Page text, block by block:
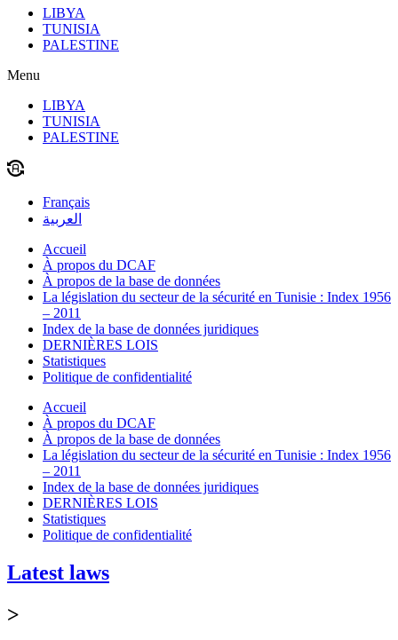
LIBYA
TUNISIA
PALESTINE
Menu
LIBYA
TUNISIA
PALESTINE
Français
العربية
Accueil
À propos du DCAF
À propos de la base de données
La législation du secteur de la sécurité en Tunisie : Index 1956
– 2011
Index de la base de données juridiques
DERNIÈRES LOIS
Statistiques
Politique de confidentialité
Accueil
À propos du DCAF
À propos de la base de données
La législation du secteur de la sécurité en Tunisie : Index 1956
– 2011
Index de la base de données juridiques
DERNIÈRES LOIS
Statistiques
Politique de confidentialité
Latest laws
>